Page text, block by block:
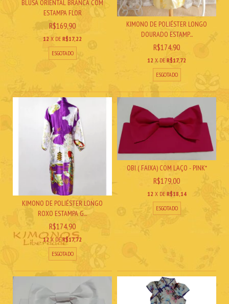
BLUSA ORIENTAL BRANCA COM
ESTAMPA FLOR
R$169,90
12 X DE R$17,22
ESGOTADO
KIMONO DE POLIÉSTER LONGO
DOURADO ESTAMP...
R$174,90
12 X DE R$17,72
ESGOTADO
KIMONO DE POLIÉSTER LONGO
ROXO ESTAMPA G...
R$174,90
12 X DER$17,72
ESGOTADO
OBI ( FAIXA) COM LAÇO - PINK*
R$179,00
12 X DE R$18,14
ESGOTADO